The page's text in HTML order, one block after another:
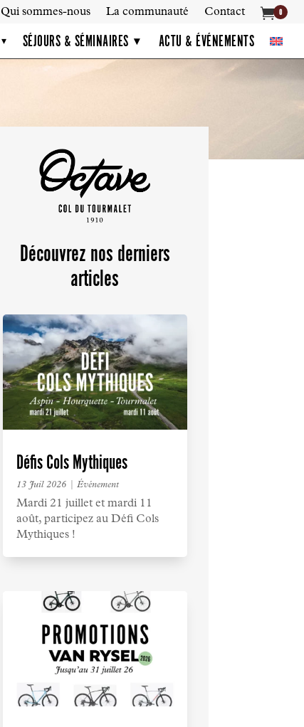
Qui sommes-nous La communauté Contact  0
▾ SÉJOURS & SÉMINAIRES ACTU & ÉVÉNEMENTS
Découvrez nos derniers
articles
Défis Cols Mythiques
13 Juil 2026| Événement
Mardi 21 juillet et mardi 11
août, participez au Défi Cols
Mythiques !